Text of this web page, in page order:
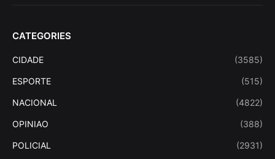
CATEGORIES
CIDADE (3585)
ESPORTE (515)
NACIONAL (4822)
OPINIAO (388)
POLICIAL (2931)